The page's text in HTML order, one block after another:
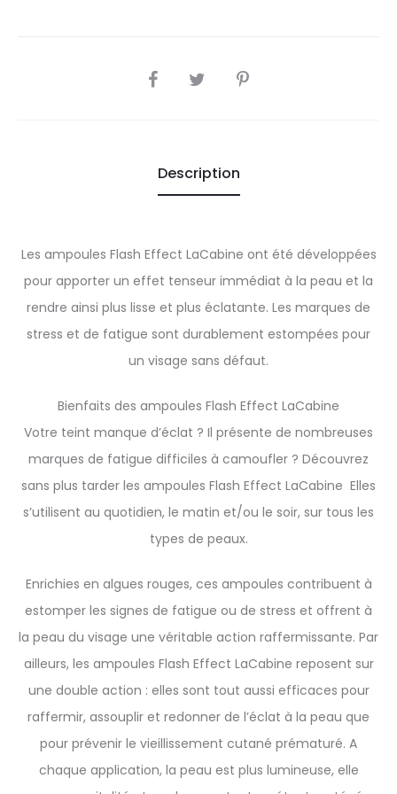
SHARE
Description
Les ampoules Flash Effect LaCabine ont été développées
pour apporter un effet tenseur immédiat à la peau et la
rendre ainsi plus lisse et plus éclatante. Les marques de
stress et de fatigue sont durablement estompées pour
un visage sans défaut.
Bienfaits des ampoules Flash Effect LaCabine
Votre teint manque d’éclat ? Il présente de nombreuses
marques de fatigue difficiles à camoufler ? Découvrez
sans plus tarder les ampoules Flash Effect LaCabine Elles
s’utilisent au quotidien, le matin et/ou le soir, sur tous les
types de peaux.
Enrichies en algues rouges, ces ampoules contribuent à
estomper les signes de fatigue ou de stress et offrent à
la peau du visage une véritable action raffermissante. Par
ailleurs, les ampoules Flash Effect LaCabine reposent sur
une double action : elles sont tout aussi efficaces pour
raffermir, assouplir et redonner de l’éclat à la peau que
pour prévenir le vieillissement cutané prématuré. A
chaque application, la peau est plus lumineuse, elle